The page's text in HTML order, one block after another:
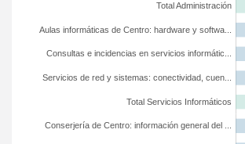
Conserjería de Centro: información general del ...
Total Servicios Informáticos
Servicios de red y sistemas: conectividad, cuen...
Consultas e incidencias en servicios informátic...
Aulas informáticas de Centro: hardware y softwa...
Total Administración